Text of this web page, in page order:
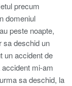
precum
domeniul
peste noapte,
sa deschid un
un accident de
mi-am
sa deschid, la